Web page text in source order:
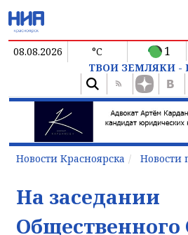
08.08.2026 °C 1
ТВОИ ЗЕМЛЯКИ -
Новости Красноярска Новости
На заседании
Общественного